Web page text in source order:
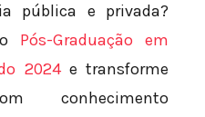
pública e privada?
Pós-Graduação em
2024e transforme
conhecimento